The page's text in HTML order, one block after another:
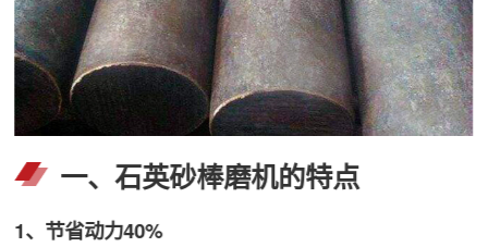
一、石英砂棒磨机的特点
1、节省动力40%